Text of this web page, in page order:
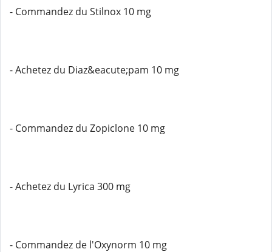
- Commandez du Stilnox 10 mg
- Achetez du Diaz&eacute;pam 10 mg
- Commandez du Zopiclone 10 mg
- Achetez du Lyrica 300 mg
- Commandez de l'Oxynorm 10 mg